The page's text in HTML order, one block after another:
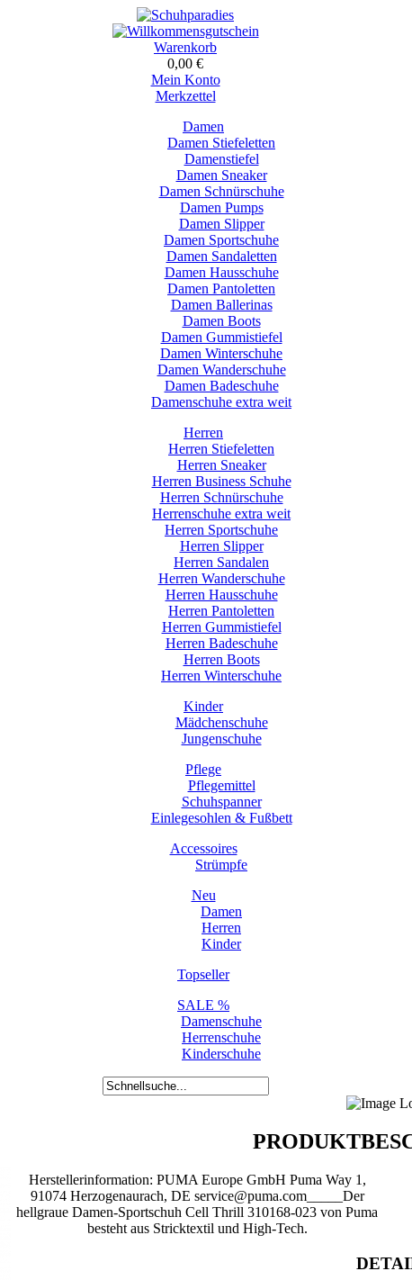
Warenkorb
0,00 €
Mein Konto
Merkzettel
Damen
Damen Stiefeletten
Damenstiefel
Damen Sneaker
Damen Schnürschuhe
Damen Pumps
Damen Slipper
Damen Sportschuhe
Damen Sandaletten
Damen Hausschuhe
Damen Pantoletten
Damen Ballerinas
Damen Boots
Damen Gummistiefel
Damen Winterschuhe
Damen Wanderschuhe
Damen Badeschuhe
Damenschuhe extra weit
Herren
Herren Stiefeletten
Herren Sneaker
Herren Business Schuhe
Herren Schnürschuhe
Herrenschuhe extra weit
Herren Sportschuhe
Herren Slipper
Herren Sandalen
Herren Wanderschuhe
Herren Hausschuhe
Herren Pantoletten
Herren Gummistiefel
Herren Badeschuhe
Herren Boots
Herren Winterschuhe
Kinder
Mädchenschuhe
Jungenschuhe
Pflege
Pflegemittel
Schuhspanner
Einlegesohlen & Fußbett
Accessoires
Strümpfe
Neu
Damen
Herren
Kinder
Topseller
SALE %
Damenschuhe
Herrenschuhe
Kinderschuhe
Herstellerinformation: PUMA Europe GmbH Puma Way 1,
91074 Herzogenaurach, DE service@puma.com_____Der
hellgraue Damen-Sportschuh Cell Thrill 310168-023 von Puma
besteht aus Stricktextil und High-Tech.